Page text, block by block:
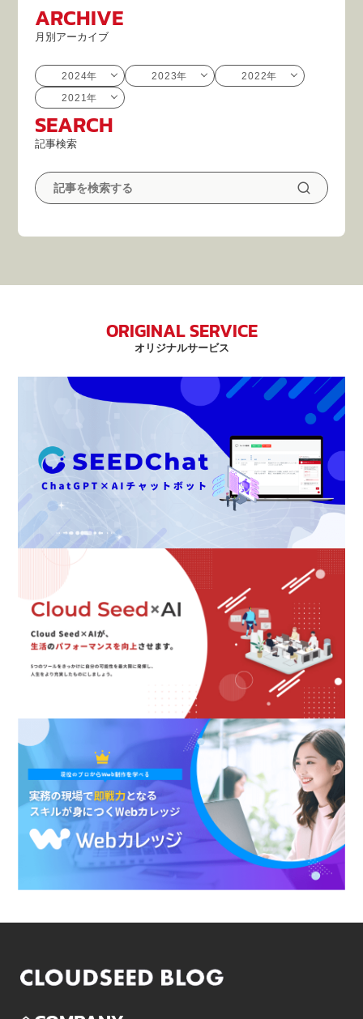
ARCHIVE
月別アーカイブ
2024年 2023年
2022年
2021年
SEARCH
記事検索
ORIGINAL SERVICE
オリジナルサービス